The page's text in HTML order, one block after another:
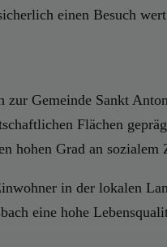
einen Besuch
Gemeinde Sankt
Flächen
hohen Grad an sozialem
in der lokalen
eine hohe